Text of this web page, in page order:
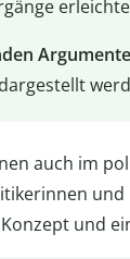
auch im
und